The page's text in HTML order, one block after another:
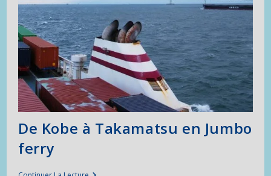
De Kobe à Takamatsu en Jumbo
ferry